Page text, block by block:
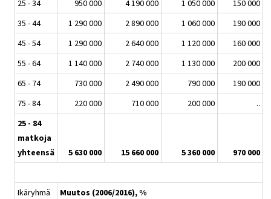
25 - 34 950 000 4 190 000 1 050 000
150 000
35 - 44
1 290 000 2 890 000 1 060 000
190 000
45 - 54
1 290 000 2 640 000 1 120 000
160 000
55 - 64
1 140 000 2 740 000 1 130 000
200 000
65 - 74
730 000 2 490 000 790 000
190 000
75 - 84
220 000 710 000 200 000
..
25 - 84
matkoja
yhteensä
5 630 000 15 660 000 5 360 000 970 000
Ikäryhmä
Muutos (2006/2016), %